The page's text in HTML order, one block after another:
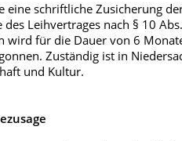
eine schriftliche Zusicherung
Leihvertrages nach § 10
wird für die Dauer von 6
Zuständig ist in
und Kultur.